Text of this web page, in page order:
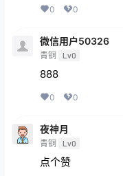
0 0
微信用户50326
青铜 Lv0
888
0 0
夜神月
青铜 Lv0
点个赞